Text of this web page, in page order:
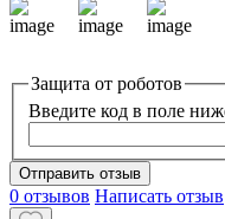
Защита от роботов
Введите код в поле
Отправить отзыв
0 отзывов Написать отзыв